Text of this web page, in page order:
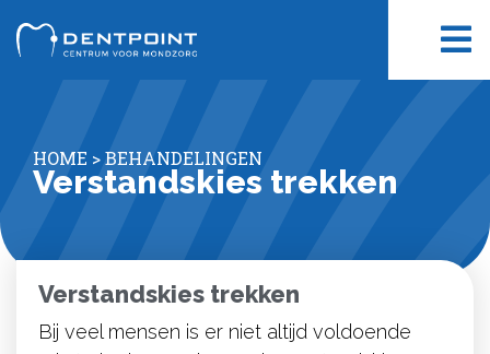
HOME >BEHANDELINGEN
Verstandskies trekken
Verstandskies trekken
Bij veel mensen is er niet altijd voldoende